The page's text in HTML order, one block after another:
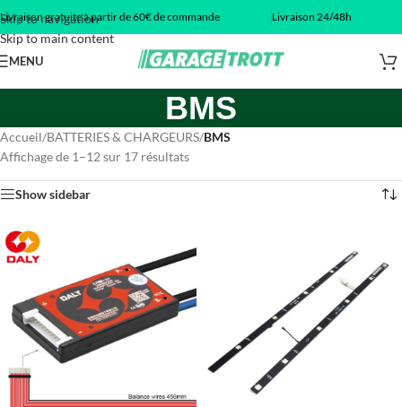
Skip to navigation
Skip to main content
Livraison gratuite à partir de 60€ de commande Livraison 24/48h
MENU
BMS
Accueil/BATTERIES & CHARGEURS/BMS
Affichage de 1–12 sur 17 résultats
Show sidebar